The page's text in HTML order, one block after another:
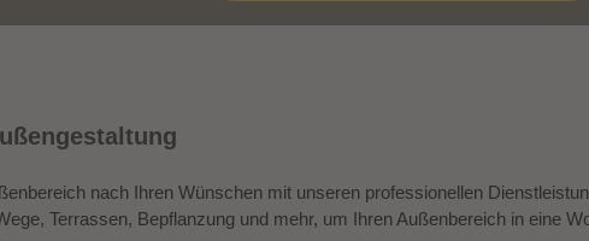
nach Ihren Wünschen mit unseren professionellen
Terrassen, Bepflanzung und mehr, um Ihren Außenbereich in eine